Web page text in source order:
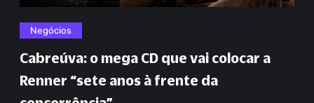
Negócios
Cabreúva: o mega CD que vai colocar a
Renner “sete anos à frente da